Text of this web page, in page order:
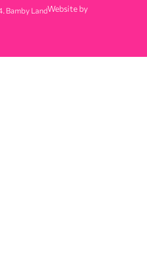
Bamby LandWebsite by